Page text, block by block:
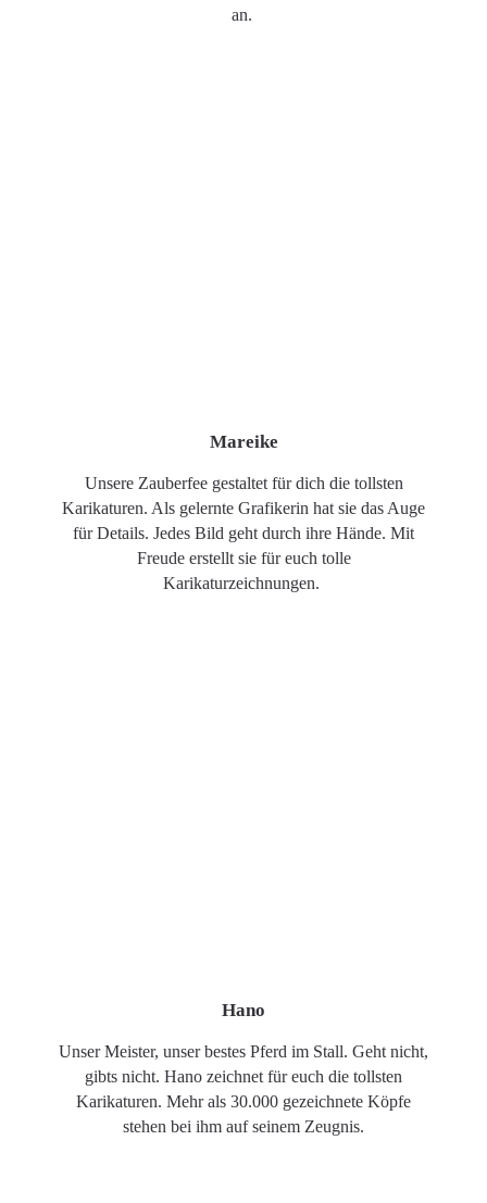
an.
Mareike
Unsere Zauberfee gestaltet für dich die tollsten
Karikaturen. Als gelernte Grafikerin hat sie das Auge
für Details. Jedes Bild geht durch ihre Hände. Mit
Freude erstellt sie für euch tolle
Karikaturzeichnungen.
Hano
Unser Meister, unser bestes Pferd im Stall. Geht nicht,
gibts nicht. Hano zeichnet für euch die tollsten
Karikaturen. Mehr als 30.000 gezeichnete Köpfe
stehen bei ihm auf seinem Zeugnis.